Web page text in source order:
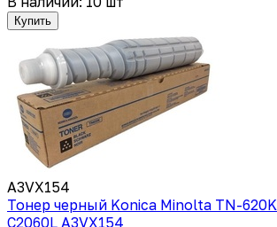
Купить
A3VX154
Тонер черный Konica Minolta TN-
C2060L A3VX154